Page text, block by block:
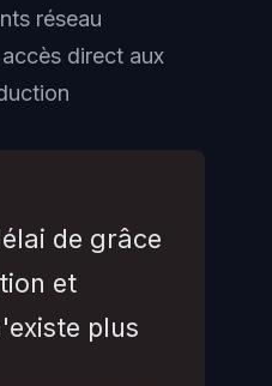
réseau
direct aux
de grâce
et
plus